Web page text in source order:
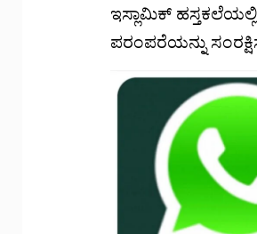
ಇಸ್ಲಾಮಿಕ್
ಪರಂಪರೆಯನ್ನು